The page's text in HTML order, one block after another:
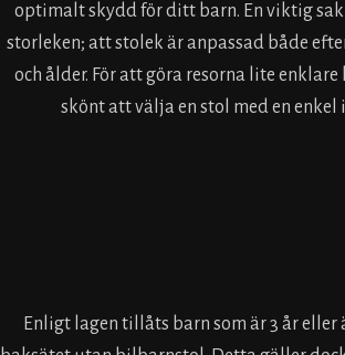
optimalt skydd för ditt barn. En viktig
storleken; att stolek är anpassad både
och ålder. För att göra resorna lite enklare
skönt att välja en stol med en enkel
Enligt lagen tillåts barn som är 3 år eller